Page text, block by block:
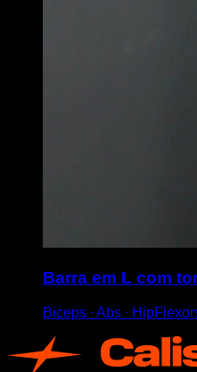
Barra em L com
Biceps ∙ Abs ∙